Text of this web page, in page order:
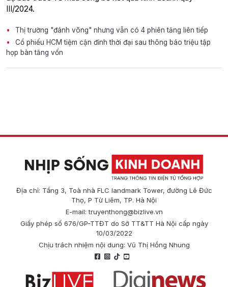
III/2024.
Thị trường "đánh võng" nhưng vẫn có 4 phiên tăng liên tiếp
Cổ phiếu HCM tiệm cận đỉnh thời đại sau thông báo triệu tập
họp bàn tăng vốn
Địa chỉ: Tầng 3, Toà nhà FLC landmark Tower, đường Lê Đức
Thọ, P Từ Liêm, TP. Hà Nội
E-mail:truyenthong@bizlive.vn
Giấy phép số 676/GP-TTĐT do Sở TT&TT Hà Nội cấp ngày
10/03/2022
Chịu trách nhiệm nội dung: Vũ Thị Hồng Nhung